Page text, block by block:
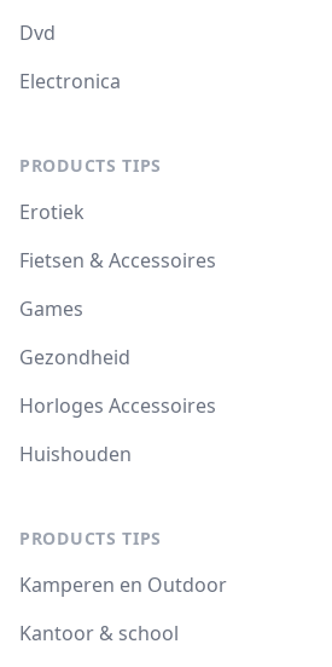
Dvd
Electronica
PRODUCTS TIPS
Erotiek
Fietsen & Accessoires
Games
Gezondheid
Horloges Accessoires
Huishouden
PRODUCTS TIPS
Kamperen en Outdoor
Kantoor & school